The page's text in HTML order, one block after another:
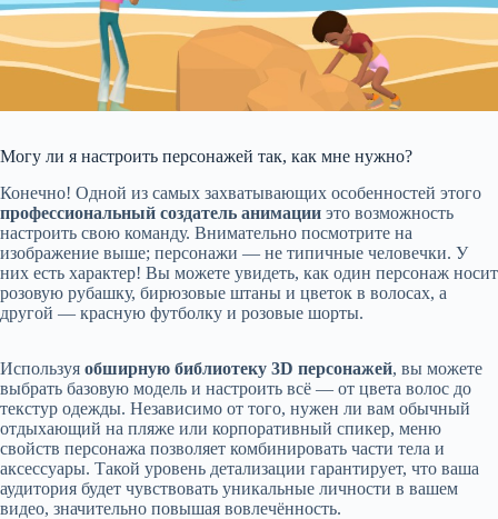
Могу ли я настроить персонажей так, как мне нужно?
Конечно! Одной из самых захватывающих особенностей этого
профессиональный создатель анимации это возможность
настроить свою команду. Внимательно посмотрите на
изображение выше; персонажи — не типичные человечки. У
них есть характер! Вы можете увидеть, как один персонаж носит
розовую рубашку, бирюзовые штаны и цветок в волосах, а
другой — красную футболку и розовые шорты.
Используя обширную библиотеку 3D персонажей, вы можете
выбрать базовую модель и настроить всё — от цвета волос до
текстур одежды. Независимо от того, нужен ли вам обычный
отдыхающий на пляже или корпоративный спикер, меню
свойств персонажа позволяет комбинировать части тела и
аксессуары. Такой уровень детализации гарантирует, что ваша
аудитория будет чувствовать уникальные личности в вашем
видео, значительно повышая вовлечённость.